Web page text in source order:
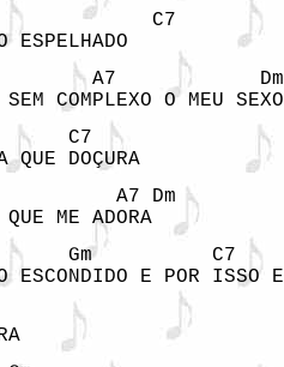
C7
ESPELHADO
A7
COMPLEXO O MEU
C7
QUE DOÇURA
A7 Dm
ME ADORA
Gm          C7
ESCONDIDO E POR ISSO